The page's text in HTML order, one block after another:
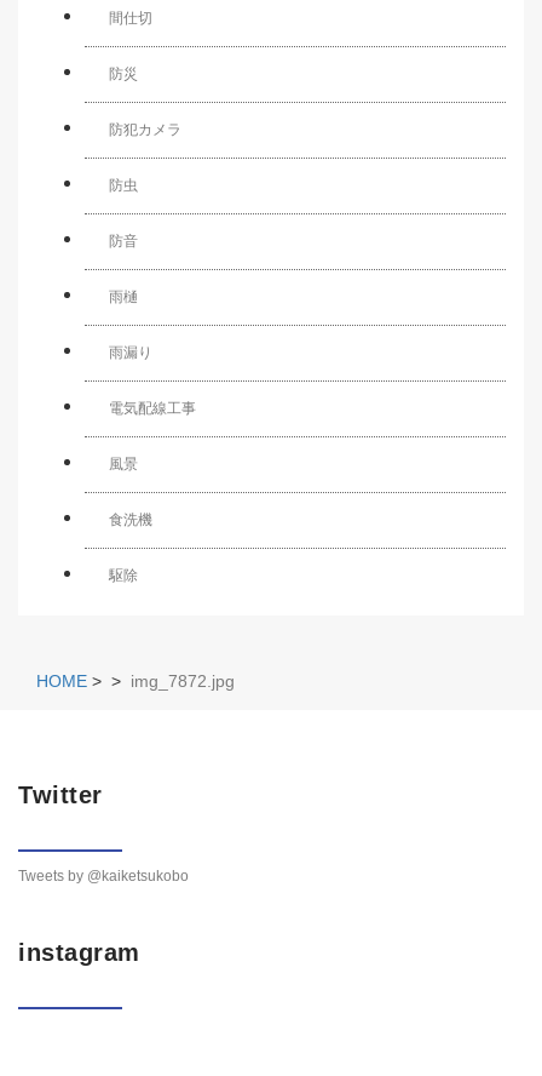
間仕切
防災
防犯カメラ
防虫
防音
雨樋
雨漏り
電気配線工事
風景
食洗機
駆除
HOME > > img_7872.jpg
Twitter
Tweets by @kaiketsukobo
instagram